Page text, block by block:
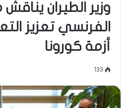
وزير الطيران
الفرنسي تعزيز
أزمة كورونا
133